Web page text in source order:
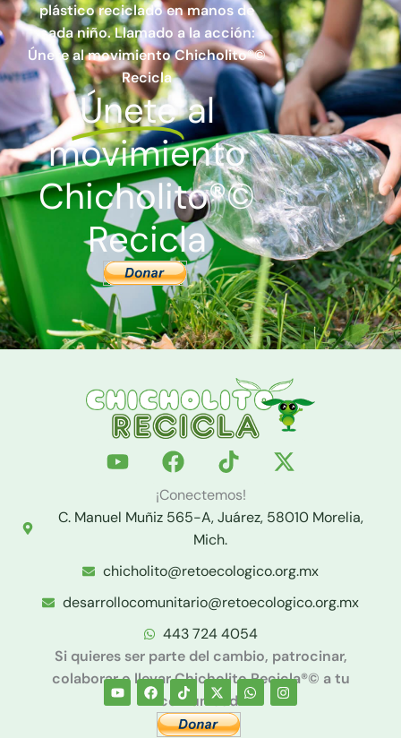
plástico reciclado en manos de
cada niño. Llamado a la acción:
Únete al movimiento Chicholito®©
Recicla
Únete al
movimiento
Chicholito®©
Recicla
Y
o
t
b
e
F
a
c
e
o
o
k
T
i
k
t
o
k
X
-
w
t
t
e
¡Conectemos!
C. Manuel Muñiz 565-A, Juárez, 58010 Morelia,
Mich.
chicholito@retoecologico.org.mx
desarrollocomunitario@retoecologico.org.mx
443 724 4054
Si quieres ser parte del cambio, patrocinar,
colaborar o llevar Chicholito Recicla®© a tu
comunidad:
YoutubeFacebook
TiktokX-
twitter
WhatsappInstagram